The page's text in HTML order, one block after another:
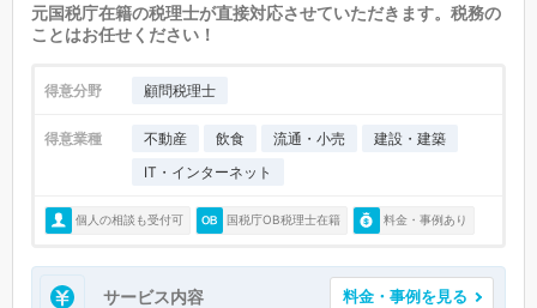
元国税庁在籍の税理士が直接対応させていただきます。税務の
ことはお任せください！
得意分野 顧問税理士
得意業種 不動産 飲食 流通・小売
建設・建築
IT・インターネット
個人の相談も受付可 国税庁OB税理士在籍 料金・事例あり
サービス内容 料金・事例を見る